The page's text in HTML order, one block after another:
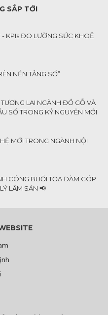
SẮP TỚI
KPIs ĐO LƯỜNG SỨC KHOẺ
NỀN TẢNG SỐ”
LAI NGÀNH ĐỒ GỖ VÀ
SỐ TRONG KỶ NGUYÊN MỚI
MỚI TRONG NGÀNH NỘI
CÔNG BUỔI TỌA ĐÀM GÓP
LÂM SẢN 📢